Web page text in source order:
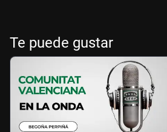
Te puede gustar